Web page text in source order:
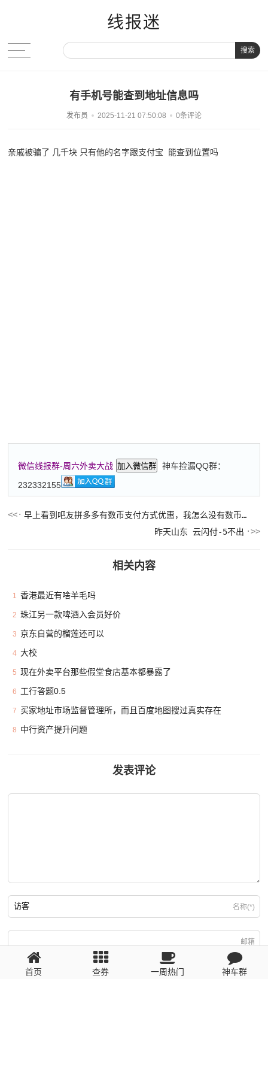
线报迷
搜索
有手机号能查到地址信息吗
发布员 2025-11-21 07:50:08 0条评论
亲戚被骗了 几千块 只有他的名字跟支付宝 能查到位置吗
微信线报群-周六外卖大战 加入微信群
神车捡漏QQ群：
232332155
早上看到吧友拼多多有数币支付方式优惠，我怎么没有数币支付方式？
昨天山东 云闪付-5不出
相关内容
1 香港最近有啥羊毛吗
2 珠江另一款啤酒入会员好价
3 京东自营的榴莲还可以
4 大校
5 现在外卖平台那些假堂食店基本都暴露了
6 工行答题0.5
7 买家地址市场监督管理所，而且百度地图搜过真实存在
8 中行资产提升问题
发表评论
名称(*)
邮箱
回复需填写必要信息
首页 查券 一周热门 神车群